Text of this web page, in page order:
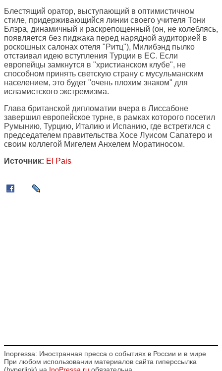
Блестящий оратор, выступающий в оптимистичном
стиле, придерживающийся линии своего учителя Тони
Блэра, динамичный и раскрепощенный (он, не колеблясь,
появляется без пиджака перед нарядной аудиторией в
роскошных салонах отеля "Ритц"), Милибэнд пылко
отстаивал идею вступления Турции в ЕС. Если
европейцы замкнутся в "христианском клубе", не
способном принять светскую страну с мусульманским
населением, это будет "очень плохим знаком" для
исламистского экстремизма.
Глава британской дипломатии вчера в Лиссабоне
завершил европейское турне, в рамках которого посетил
Румынию, Турцию, Италию и Испанию, где встретился с
председателем правительства Хосе Луисом Сапатеро и
своим коллегой Мигелем Анхелем Моратиносом.
Источник: El Pais
Inopressa: Иностранная пресса о событиях в России и в мире
При любом использовании материалов сайта гиперссылка